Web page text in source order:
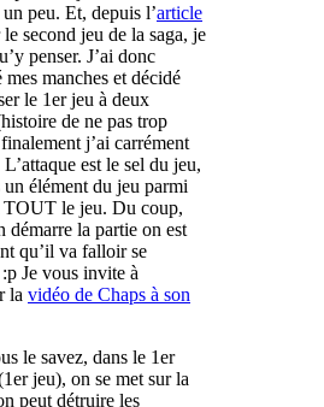
peu. Et, depuis l’article
le second jeu de la saga, je
penser. J’ai donc
mes manches et décidé
le 1er jeu à deux
de ne pas trop
j’ai carrément
est le sel du jeu,
un élément du jeu parmi
TOUT le jeu. Du coup,
démarre la partie on est
qu’il va falloir se
Je vous invite à
la vidéo de Chaps à son
le savez, dans le 1er
jeu), on se met sur la
peut détruire les